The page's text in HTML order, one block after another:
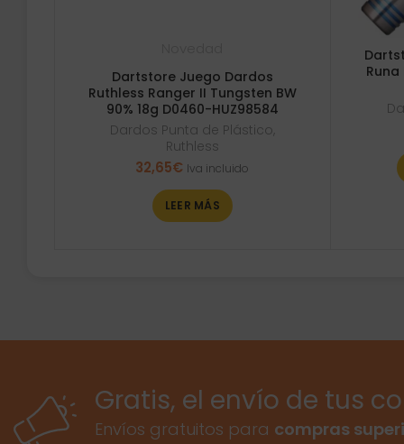
Dartstore Juego Dardos
Ruthless Ranger II Tungsten BW
90% 18g D0460-HUZ98584
Dardos Punta de Plástico,
Ruthless
32,65€ Iva incluido
LEER MÁS
Gratis, el envío de tus
Envíos gratuitos para compras